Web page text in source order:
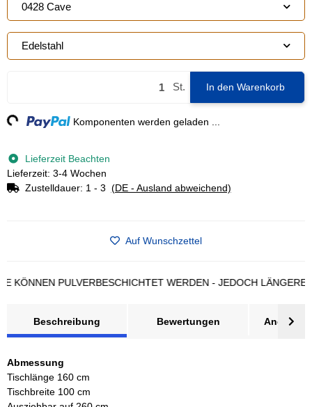
0428 Cave
Edelstahl
St. In den Warenkorb
Komponenten werden geladen ...
Lieferzeit Beachten
Lieferzeit: 3-4 Wochen
Zustelldauer: 1 - 3 (DE - Ausland abweichend)
Auf Wunschzettel
PULVERBESCHICHTET WERDEN - JEDOCH LÄNGERE
Beschreibung Bewertungen Angebot
Abmessung
Tischlänge 160 cm
Tischbreite 100 cm